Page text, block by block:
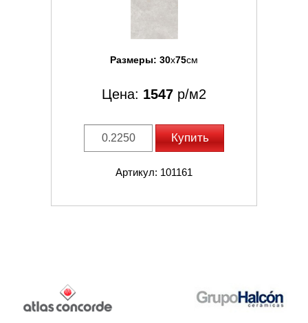
Размеры: 30x75см
Цена: 1547 р/м2
Купить
Артикул: 101161